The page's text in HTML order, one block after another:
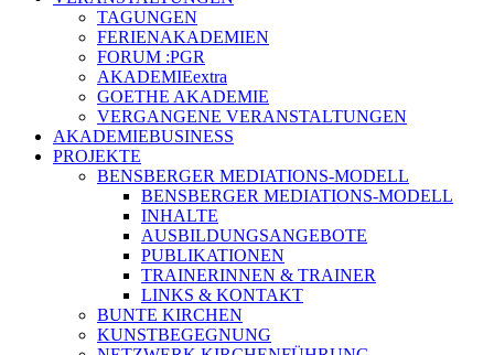
TAGUNGEN
FERIENAKADEMIEN
FORUM :PGR
AKADEMIEextra
GOETHE AKADEMIE
VERGANGENE VERANSTALTUNGEN
AKADEMIEBUSINESS
PROJEKTE
BENSBERGER MEDIATIONS-MODELL
BENSBERGER MEDIATIONS-MODELL
INHALTE
AUSBILDUNGSANGEBOTE
PUBLIKATIONEN
TRAINERINNEN & TRAINER
LINKS & KONTAKT
BUNTE KIRCHEN
KUNSTBEGEGNUNG